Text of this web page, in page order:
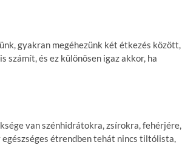
gyakran megéhezünk két étkezés között,
számít, és ez különösen igaz akkor, ha
van szénhidrátokra, zsírokra, fehérjére,
étrendben tehát nincs tiltólista,